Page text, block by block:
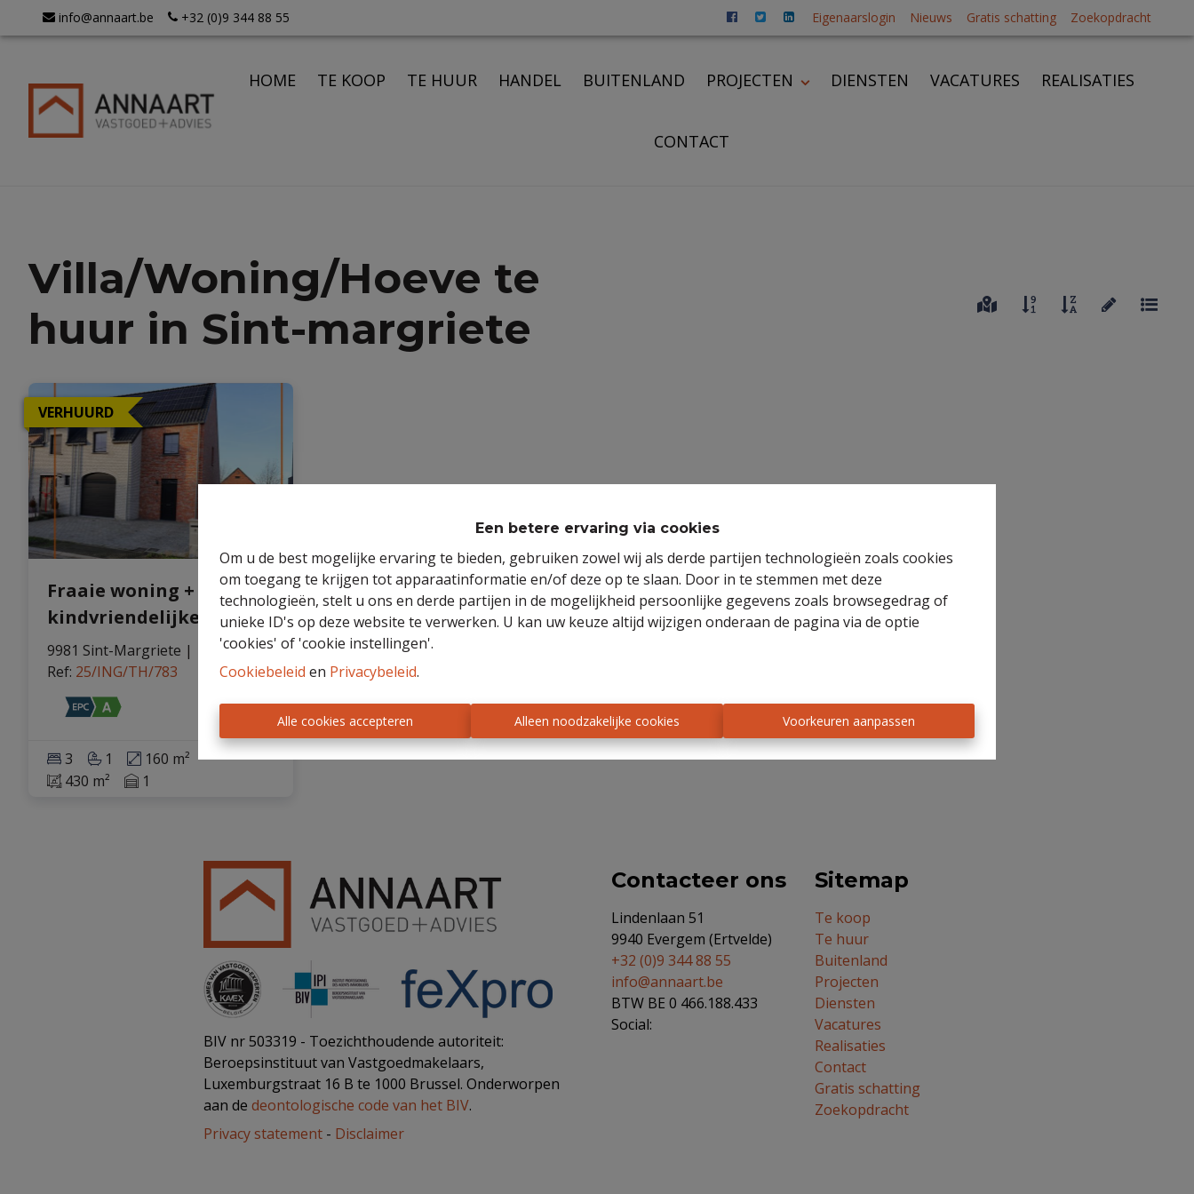
Een betere ervaring via cookies
Om u de best mogelijke ervaring te bieden, gebruiken zowel wij als derde partijen technologieën zoals cookies
om toegang te krijgen tot apparaatinformatie en/of deze op te slaan. Door in te stemmen met deze
technologieën, stelt u ons en derde partijen in de mogelijkheid persoonlijke gegevens zoals browsegedrag of
unieke ID's op deze website te verwerken. U kan uw keuze altijd wijzigen onderaan de pagina via de optie
'cookies' of 'cookie instellingen'.
Cookiebeleid en Privacybeleid.
Alle cookies accepteren Alleen noodzakelijke cookies Voorkeuren aanpassen
info@annaart.be +32 (0)9 344 88 55 Eigenaarslogin Nieuws Gratis schatting Zoekopdracht
HOME TE KOOP TE HUUR HANDEL BUITENLAND PROJECTEN DIENSTEN VACATURES REALISATIES
CONTACT
Eigenaarslogin
Villa/Woning/Hoeve te
huur in Sint-margriete
VERHUURD
Fraaie woning +
kindvriendelijke tuin
9981 Sint-Margriete |
Ref: 25/ING/TH/783
3 1
160 m²
430 m²
1
BIV nr 503319 - Toezichthoudende autoriteit:
Beroepsinstituut van Vastgoedmakelaars,
Luxemburgstraat 16 B te 1000 Brussel. Onderworpen
aan dedeontologische code van het BIV.
Privacy statement - Disclaimer
Contacteer ons
Lindenlaan 51
9940 Evergem (Ertvelde)
+32 (0)9 344 88 55
info@annaart.be
BTW BE 0 466.188.433
Social:
Sitemap
Te koop
Te huur
Buitenland
Projecten
Diensten
Vacatures
Realisaties
Contact
Gratis schatting
Zoekopdracht